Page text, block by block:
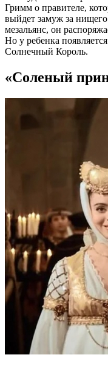
Гримм о правителе,
выйдет замуж за
мезальянс, он
Но у ребенка
Солнечный Король.
«Соленый